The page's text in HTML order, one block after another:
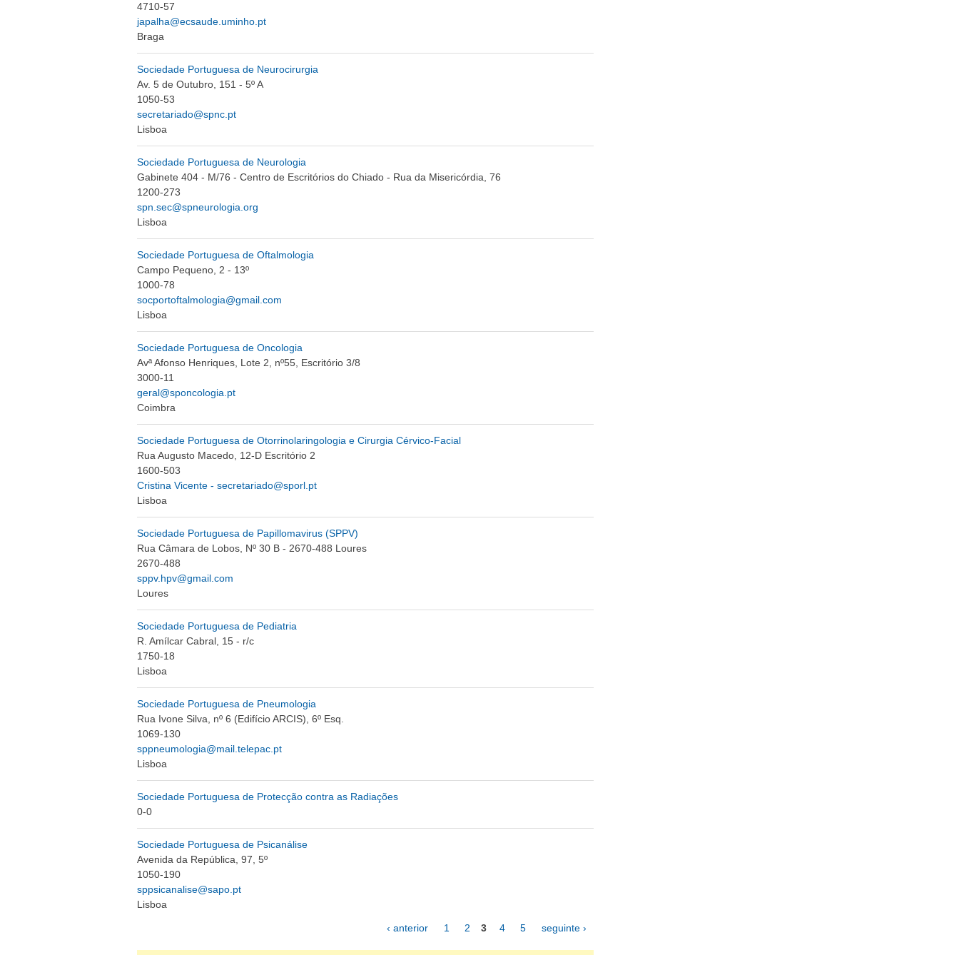
4710-57
japalha@ecsaude.uminho.pt
Braga
Sociedade Portuguesa de Neurocirurgia
Av. 5 de Outubro, 151 - 5º A
1050-53
secretariado@spnc.pt
Lisboa
Sociedade Portuguesa de Neurologia
Gabinete 404 - M/76 - Centro de Escritórios do Chiado - Rua da Misericórdia, 76
1200-273
spn.sec@spneurologia.org
Lisboa
Sociedade Portuguesa de Oftalmologia
Campo Pequeno, 2 - 13º
1000-78
socportoftalmologia@gmail.com
Lisboa
Sociedade Portuguesa de Oncologia
Avª Afonso Henriques, Lote 2, nº55, Escritório 3/8
3000-11
geral@sponcologia.pt
Coimbra
Sociedade Portuguesa de Otorrinolaringologia e Cirurgia Cérvico-Facial
Rua Augusto Macedo, 12-D Escritório 2
1600-503
Cristina Vicente - secretariado@sporl.pt
Lisboa
Sociedade Portuguesa de Papillomavirus (SPPV)
Rua Câmara de Lobos, Nº 30 B - 2670-488 Loures
2670-488
sppv.hpv@gmail.com
Loures
Sociedade Portuguesa de Pediatria
R. Amílcar Cabral, 15 - r/c
1750-18
Lisboa
Sociedade Portuguesa de Pneumologia
Rua Ivone Silva, nº 6 (Edifício ARCIS), 6º Esq.
1069-130
sppneumologia@mail.telepac.pt
Lisboa
Sociedade Portuguesa de Protecção contra as Radiações
0-0
Sociedade Portuguesa de Psicanálise
Avenida da República, 97, 5º
1050-190
sppsicanalise@sapo.pt
Lisboa
‹ anterior 1 2 3 4 5 seguinte ›